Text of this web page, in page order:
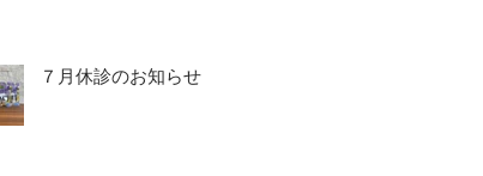
７月休診のお知らせ